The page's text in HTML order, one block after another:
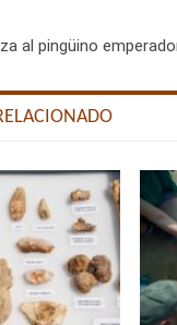
al pingüino